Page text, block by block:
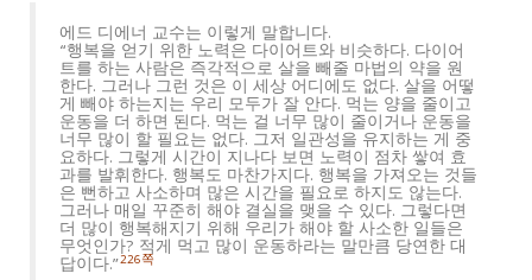
에드 디에너 교수는 이렇게 말합니다.
“행복을 얻기 위한 노력은 다이어트와 비슷하다. 다이어
트를 하는 사람은 즉각적으로 살을 빼줄 마법의 약을 원
한다. 그러나 그런 것은 이 세상 어디에도 없다. 살을 어떻
게 빼야 하는지는 우리 모두가 잘 안다. 먹는 양을 줄이고
운동을 더 하면 된다. 먹는 걸 너무 많이 줄이거나 운동을
너무 많이 할 필요는 없다. 그저 일관성을 유지하는 게 중
요하다. 그렇게 시간이 지나다 보면 노력이 점차 쌓여 효
과를 발휘한다. 행복도 마찬가지다. 행복을 가져오는 것들
은 뻔하고 사소하며 많은 시간을 필요로 하지도 않는다.
그러나 매일 꾸준히 해야 결실을 맺을 수 있다. 그렇다면
더 많이 행복해지기 위해 우리가 해야 할 사소한 일들은
무엇인가? 적게 먹고 많이 운동하라는 말만큼 당연한 대
답이다.”226쪽